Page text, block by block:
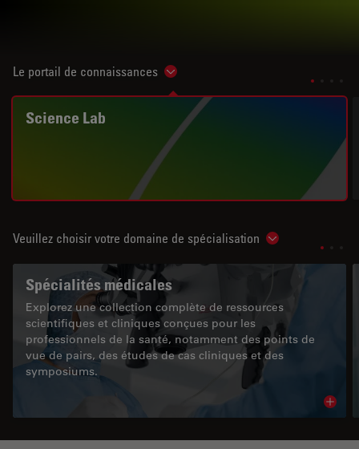
Le portail de connaissances Show subnavigation
Science Lab
Veuillez choisir votre domaine de spécialisation Show
Spécialités médicales
Explorez une collection complète de ressources
scientifiques et cliniques conçues pour les
professionnels de la santé, notamment des points de
vue de pairs, des études de cas cliniques et des
symposiums.